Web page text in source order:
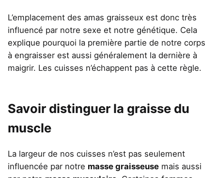
L’emplacement des amas graisseux est donc très
influencé par notre sexe et notre génétique. Cela
explique pourquoi la première partie de notre corps
à engraisser est aussi généralement la dernière à
maigrir. Les cuisses n’échappent pas à cette règle.
Savoir distinguer la graisse du
muscle
La largeur de nos cuisses n’est pas seulement
influencée par notre masse graisseuse mais aussi